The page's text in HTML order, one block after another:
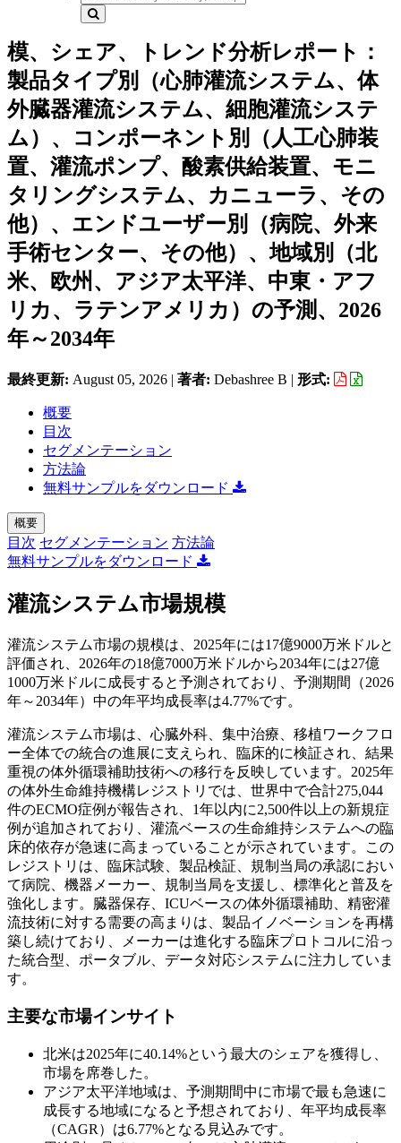
模、シェア、トレンド分析レポート：
製品タイプ別（心肺灌流システム、体
外臓器灌流システム、細胞灌流システ
ム）、コンポーネント別（人工心肺装
置、灌流ポンプ、酸素供給装置、モニ
タリングシステム、カニューラ、その
他）、エンドユーザー別（病院、外来
手術センター、その他）、地域別（北
米、欧州、アジア太平洋、中東・アフ
リカ、ラテンアメリカ）の予測、2026
年～2034年
最終更新: August 05, 2026 | 著者: Debashree B | 形式:
概要
目次
セグメンテーション
方法論
無料サンプルをダウンロード
概要
目次 セグメンテーション 方法論
無料サンプルをダウンロード
灌流システム市場規模
灌流システム市場の規模は、2025年には17億9000万米ドルと
評価され、2026年の18億7000万米ドルから2034年には27億
1000万米ドルに成長すると予測されており、予測期間（2026
年～2034年）中の年平均成長率は4.77%です。
灌流システム市場は、心臓外科、集中治療、移植ワークフロ
ー全体での統合の進展に支えられ、臨床的に検証され、結果
重視の体外循環補助技術への移行を反映しています。2025年
の体外生命維持機構レジストリでは、世界中で合計275,044
件のECMO症例が報告され、1年以内に2,500件以上の新規症
例が追加されており、灌流ベースの生命維持システムへの臨
床的依存が急速に高まっていることが示されています。この
レジストリは、臨床試験、製品検証、規制当局の承認におい
て病院、機器メーカー、規制当局を支援し、標準化と普及を
強化します。臓器保存、ICUベースの体外循環補助、精密灌
流技術に対する需要の高まりは、製品イノベーションを再構
築し続けており、メーカーは進化する臨床プロトコルに沿っ
た統合型、ポータブル、データ対応システムに注力していま
す。
主要な市場インサイト
北米は2025年に40.14%という最大のシェアを獲得し、
市場を席巻した。
アジア太平洋地域は、予測期間中に市場で最も急速に
成長する地域になると予想されており、年平均成長率
（CAGR）は6.77%となる見込みです。